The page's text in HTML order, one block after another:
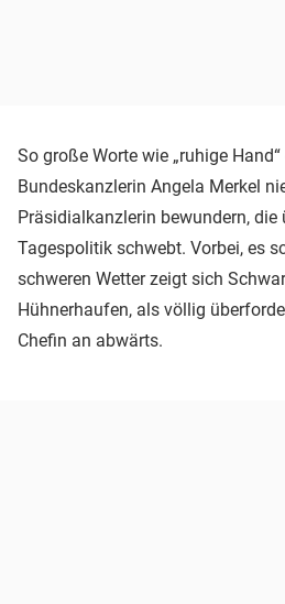
So große Worte wie „ruhige
Bundeskanzlerin Angela Merkel
Präsidialkanzlerin bewundern, die
Tagespolitik schwebt. Vorbei, es
schweren Wetter zeigt sich
Hühnerhaufen, als völlig
Chefin an abwärts.